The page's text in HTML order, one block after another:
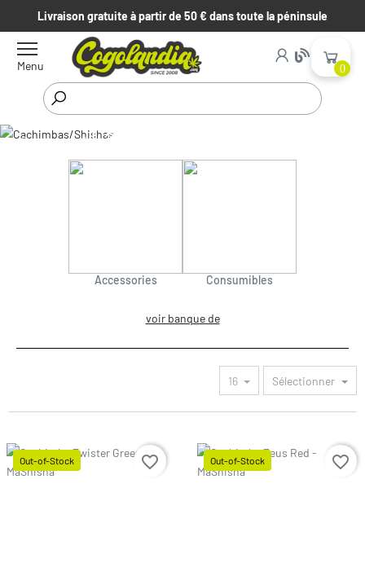
Livraison gratuite à partir de 50 € dans toute la péninsule
Menu 0
Début Artículos de fumador
Cachimbas/Shishas
Accessories Consumibles
voir banque de
16 Sélectionner
Out-of-Stock favorite_border Out-of-Stock favorite_border